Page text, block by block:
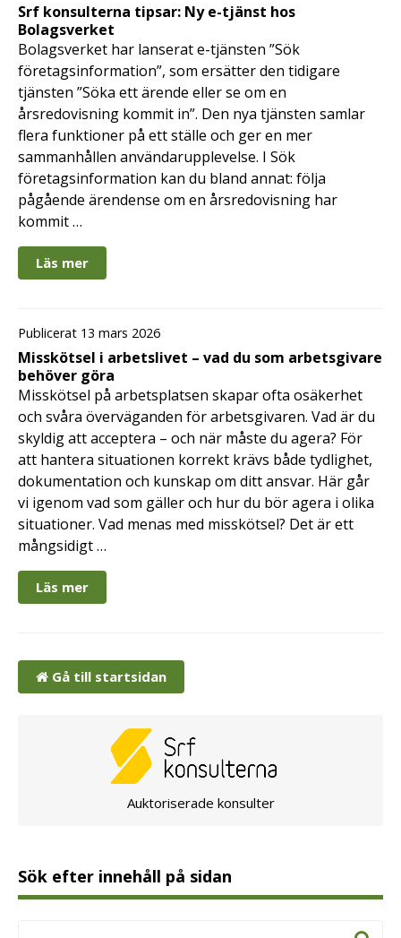
Srf konsulterna tipsar: Ny e-tjänst hos
Bolagsverket
Bolagsverket har lanserat e-tjänsten ”Sök
företagsinformation”, som ersätter den tidigare
tjänsten ”Söka ett ärende eller se om en
årsredovisning kommit in”. Den nya tjänsten samlar
flera funktioner på ett ställe och ger en mer
sammanhållen användarupplevelse. I Sök
företagsinformation kan du bland annat: följa
pågående ärendense om en årsredovisning har
kommit …
Läs mer
Publicerat 13 mars 2026
Misskötsel i arbetslivet – vad du som arbetsgivare
behöver göra
Misskötsel på arbetsplatsen skapar ofta osäkerhet
och svåra överväganden för arbetsgivaren. Vad är du
skyldig att acceptera – och när måste du agera? För
att hantera situationen korrekt krävs både tydlighet,
dokumentation och kunskap om ditt ansvar. Här går
vi igenom vad som gäller och hur du bör agera i olika
situationer. Vad menas med misskötsel? Det är ett
mångsidigt …
Läs mer
Gå till startsidan
Auktoriserade konsulter
Sök efter innehåll på sidan